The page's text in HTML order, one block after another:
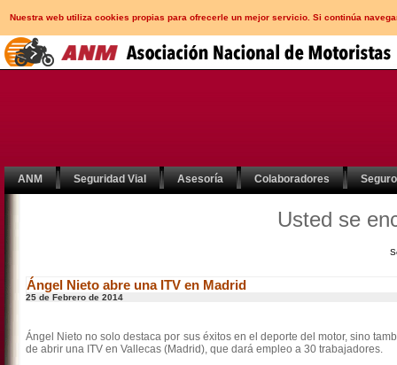
Nuestra web utiliza cookies propias para ofrecerle un mejor servicio. Si continúa
ANM Seguridad Vial Asesoría Colaboradores
Usted se
Ángel Nieto abre una ITV en Madrid
25 de Febrero de 2014
Ángel Nieto no solo destaca por sus éxitos en el deporte del motor, sino
de abrir una ITV en Vallecas (Madrid), que dará empleo a 30 trabajadores.